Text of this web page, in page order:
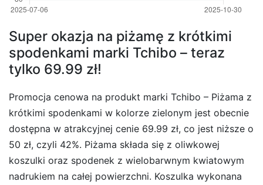
Super okazja na piżamę z krótkimi
spodenkami marki Tchibo – teraz
tylko 69.99 zł!
Promocja cenowa na produkt marki Tchibo – Piżama z
krótkimi spodenkami w kolorze zielonym jest obecnie
dostępna w atrakcyjnej cenie 69.99 zł, co jest niższe o
50 zł, czyli 42%. Piżama składa się z oliwkowej
koszulki oraz spodenek z wielobarwnym kwiatowym
nadrukiem na całej powierzchni. Koszulka wykonana